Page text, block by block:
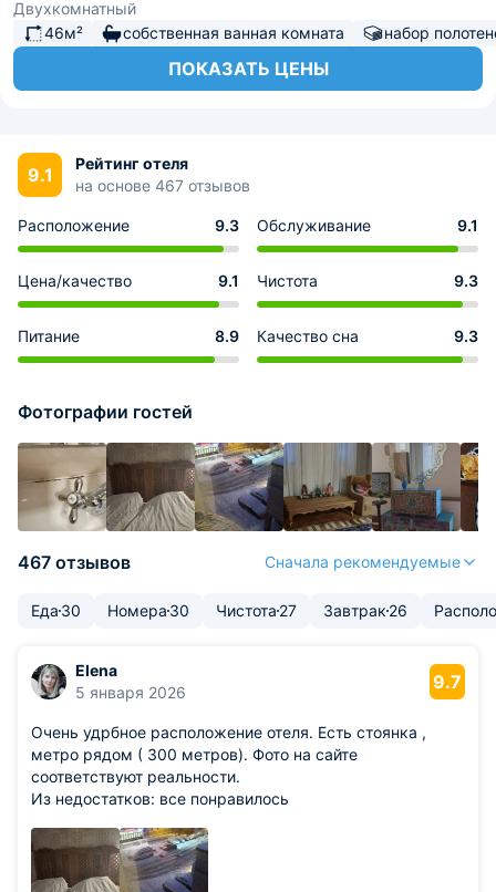
Двухкомнатный
46м²
собственная ванная комната набор
ПОКАЗАТЬ ЦЕНЫ
9.1
Рейтинг отеля
на основе 467 отзывов
Расположение 9.3 Обслуживание 9.1
Цена/качество 9.1 Чистота 9.3
Питание 8.9 Качество сна 9.3
Фотографии гостей
467 отзывов Сначала рекомендуемые
Еда 30 Номера 30 Чистота 27 Завтрак 26
Elena
5 января 2026
9.7
Очень удрбное расположение отеля. Есть стоянка ,
метро рядом ( 300 метров). Фото на сайте
соответствуют реальности.
Из недостатков: все понравилось